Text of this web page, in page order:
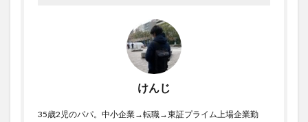
けんじ
35歳2児のパパ。中小企業→転職→東証プライム上場企業勤